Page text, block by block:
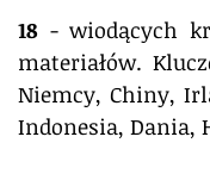
18 - wiodących
materiałów.
Niemcy, Chiny,
Indonesia, Dania,